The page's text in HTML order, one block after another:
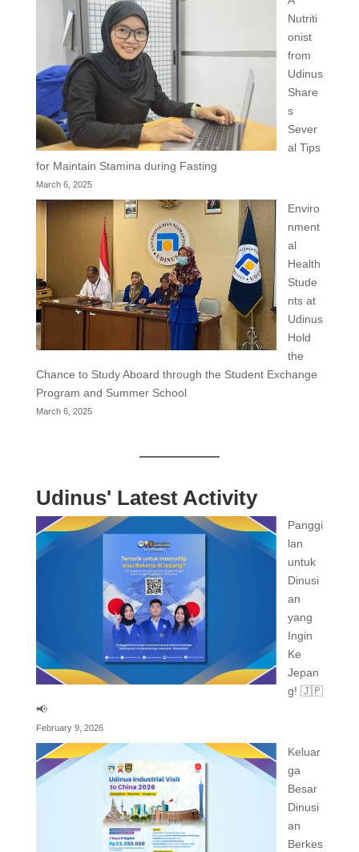
Nutriti
onist
from
Udinus
Share
s
Sever
al Tips
for Maintain Stamina during Fasting
March 6, 2025
Enviro
nment
al
Health
Stude
nts at
Udinus
Hold
the
Chance to Study Aboard through the Student Exchange
Program and Summer School
March 6, 2025
Udinus' Latest Activity
Panggi
lan
untuk
Dinusi
an
yang
Ingin
Ke
Jepan
g! 🇯🇵
📢
February 9, 2026
Keluar
ga
Besar
Dinusi
an
Berkes